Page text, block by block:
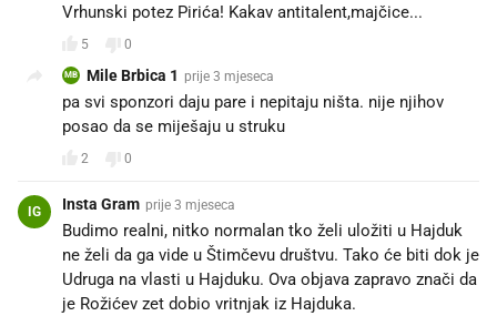
Vrhunski potez Pirića! Kakav antitalent,majčice...😱
5 0
MB Mile Brbica 1 prije 3 mjeseca
pa svi sponzori daju pare i nepitaju ništa. nije njihov
posao da se miješaju u struku
2 0
IG Insta Gram prije 3 mjeseca
Budimo realni, nitko normalan tko želi uložiti u Hajduk
ne želi da ga vide u Štimčevu društvu. Tako će biti dok je
Udruga na vlasti u Hajduku. Ova objava zapravo znači da
je Rožićev zet dobio vritnjak iz Hajduka.